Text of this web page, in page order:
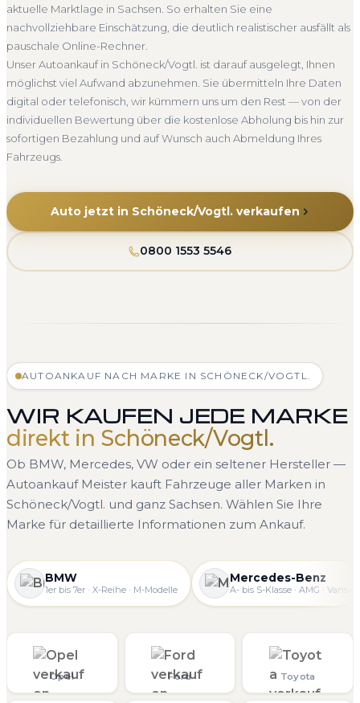
Seit 2010 4.800+ Ankäufe Komplettservice
aktuelle Marktlage in Sachsen. So erhalten Sie eine
nachvollziehbare Einschätzung, die deutlich realistischer ausfällt als
pauschale Online-Rechner.
Unser Autoankauf in Schöneck/Vogtl. ist darauf ausgelegt, Ihnen
möglichst viel Aufwand abzunehmen. Sie übermitteln Ihre Daten
digital oder telefonisch, wir kümmern uns um den Rest — von der
individuellen Bewertung über die kostenlose Abholung bis hin zur
sofortigen Bezahlung und auf Wunsch auch Abmeldung Ihres
Fahrzeugs.
Auto jetzt in Schöneck/Vogtl. verkaufen
0800 1553 5546
AUTOANKAUF NACH MARKE IN SCHÖNECK/VOGTL.
WIR KAUFEN JEDE MARKE
direkt in Schöneck/Vogtl.
Ob BMW, Mercedes, VW oder ein seltener Hersteller —
Autoankauf Meister kauft Fahrzeuge aller Marken in
Schöneck/Vogtl. und ganz Sachsen. Wählen Sie Ihre
Marke für detaillierte Informationen zum Ankauf.
BMW
1er bis 7er · X-Reihe · M-Modelle
Mercedes-Benz
A- bis S-Klasse · AMG · Vans
Opel Ford Toyota